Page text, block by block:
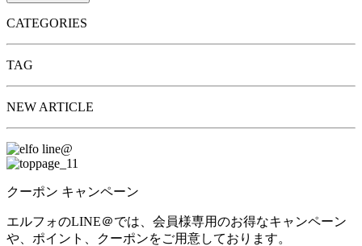
CATEGORIES
TAG
NEW ARTICLE
クーポン キャンペーン
エルフォのLINE＠では、会員様専用のお得なキャンペーン
や、ポイント、クーポンをご用意しております。